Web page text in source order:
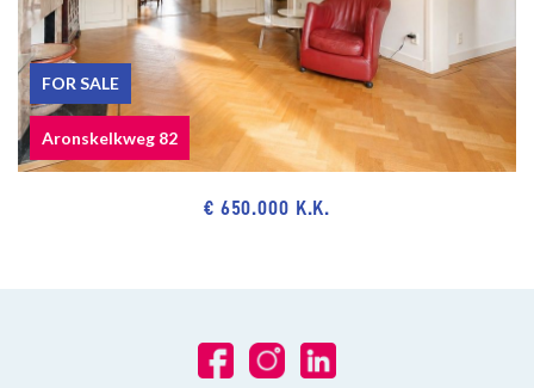
FOR SALE
Aronskelkweg 82
€ 650.000 K.K.